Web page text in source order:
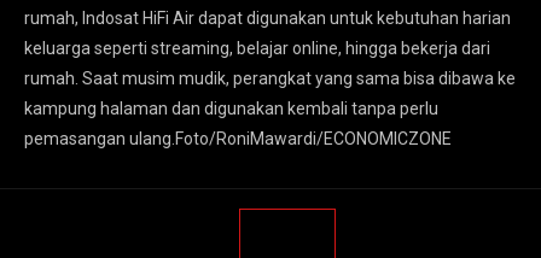
rumah, Indosat HiFi Air dapat digunakan untuk kebutuhan harian
keluarga seperti streaming, belajar online, hingga bekerja dari
rumah. Saat musim mudik, perangkat yang sama bisa dibawa ke
kampung halaman dan digunakan kembali tanpa perlu
pemasangan ulang.Foto/RoniMawardi/ECONOMICZONE